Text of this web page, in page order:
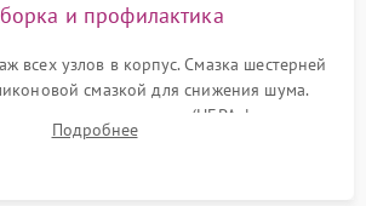
и профилактика
всех узлов в корпус. Смазка шестерней
смазкой для снижения шума.
материалов (HEPA-фильтров,
Надежная фиксация разъемов и
Подробнее